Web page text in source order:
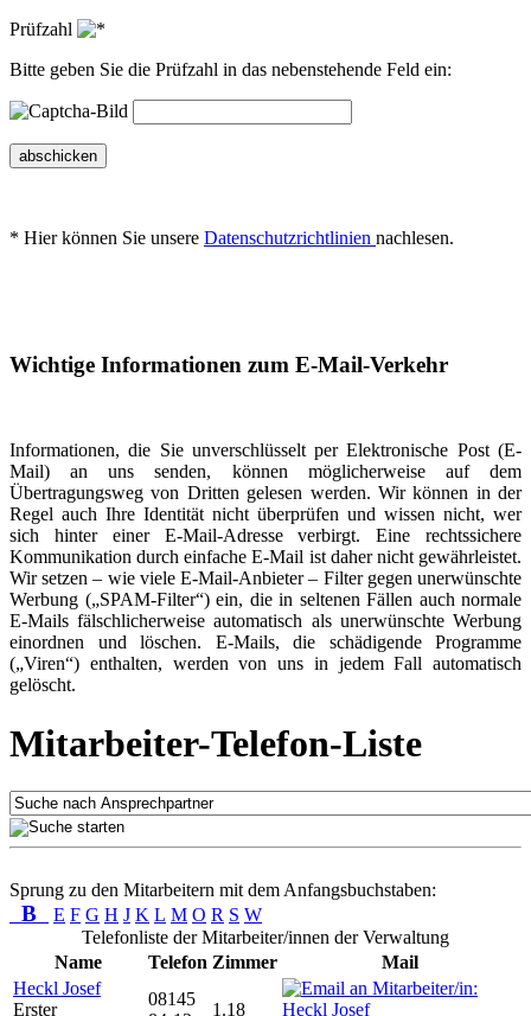
Prüfzahl
Bitte geben Sie die Prüfzahl in das nebenstehende Feld ein:
abschicken
* Hier können Sie unsere Datenschutzrichtlinien nachlesen.
Wichtige Informationen zum E-Mail-Verkehr
Informationen, die Sie unverschlüsselt per Elektronische Post (E-
Mail) an uns senden, können möglicherweise auf dem
Übertragungsweg von Dritten gelesen werden. Wir können in der
Regel auch Ihre Identität nicht überprüfen und wissen nicht, wer
sich hinter einer E-Mail-Adresse verbirgt. Eine rechtssichere
Kommunikation durch einfache E-Mail ist daher nicht gewährleistet.
Wir setzen – wie viele E-Mail-Anbieter – Filter gegen unerwünschte
Werbung („SPAM-Filter“) ein, die in seltenen Fällen auch normale
E-Mails fälschlicherweise automatisch als unerwünschte Werbung
einordnen und löschen. E-Mails, die schädigende Programme
(„Viren“) enthalten, werden von uns in jedem Fall automatisch
gelöscht.
Mitarbeiter-Telefon-Liste
Sprung zu den Mitarbeitern mit dem Anfangsbuchstaben:
B E F G H J K L M O R S W
Telefonliste der Mitarbeiter/innen der Verwaltung
Name
Telefon Zimmer
Mail
Heckl Josef
Erster
08145
1.18